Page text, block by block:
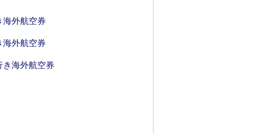
海外航空券
海外航空券
き海外航空券